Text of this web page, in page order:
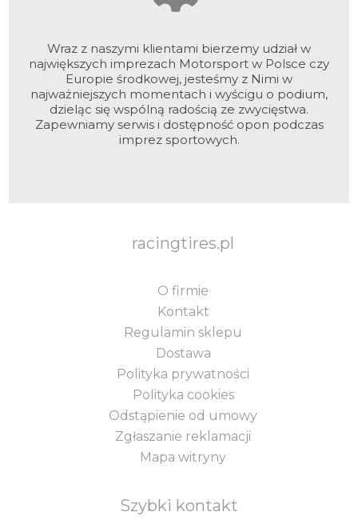
Wraz z naszymi klientami bierzemy udział w
największych imprezach Motorsport w Polsce czy
Europie środkowej, jesteśmy z Nimi w
najważniejszych momentach i wyścigu o podium,
dzieląc się wspólną radością ze zwycięstwa.
Zapewniamy serwis i dostępność opon podczas
imprez sportowych.
racingtires.pl
O firmie
Kontakt
Regulamin sklepu
Dostawa
Polityka prywatności
Polityka cookies
Odstąpienie od umowy
Zgłaszanie reklamacji
Mapa witryny
Szybki kontakt